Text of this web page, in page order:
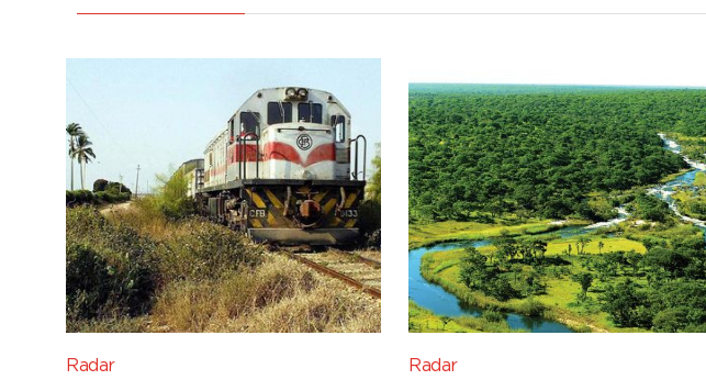
Radar Radar